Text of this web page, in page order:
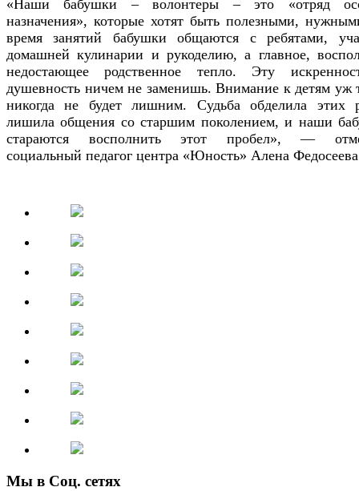
«Наши бабушки – волонтеры – это «отряд
назначения», которые хотят быть полезными,
время занятий бабушки общаются с ребятами,
домашней кулинарии и рукоделию, а главное,
недостающее родственное тепло. Эту
душевность ничем не заменишь. Внимание к детям уж
никогда не будет лишним. Судьба обделила этих
лишила общения со старшим поколением, и наши
стараются восполнить этот пробел», —
социальный педагог центра «Юность» Алена
Мы в Соц. сетях